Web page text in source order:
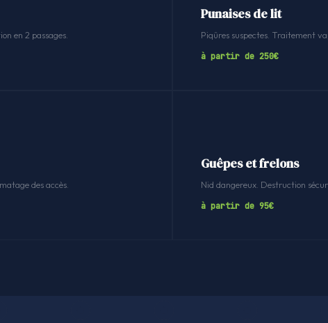
en 2 passages.
Punaises de lit
Piqûres suspectes. Traitement
à partir de 250€
des accès.
Guêpes et frelons
Nid dangereux. Destruction
à partir de 95€